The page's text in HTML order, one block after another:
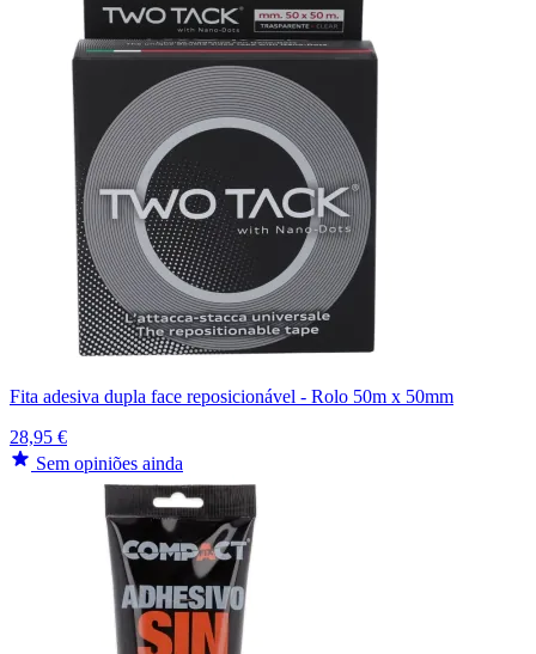
Fita adesiva dupla face reposicionável - Rolo 50m x 50mm
28,95 €
Sem opiniões ainda